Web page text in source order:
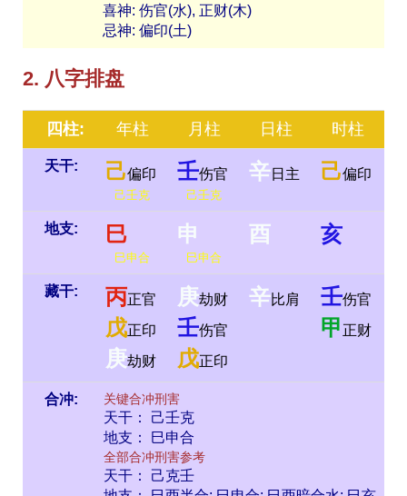
喜神: 伤官(水), 正财(木)
忌神: 偏印(土)
2. 八字排盘
四柱: 年柱 月柱 日柱 时柱
天干: 己偏印
己壬克
壬伤官
己壬克
辛日主 己偏印
地支: 巳
巳申合
申
巳申合
酉 亥
藏干: 丙正官
戊正印
庚劫财
庚劫财
壬伤官
戊正印
辛比肩 壬伤官
甲 正财
合冲: 关键合冲刑害
天干： 己壬克
地支： 巳申合
全部合冲刑害参考
天干： 己克壬